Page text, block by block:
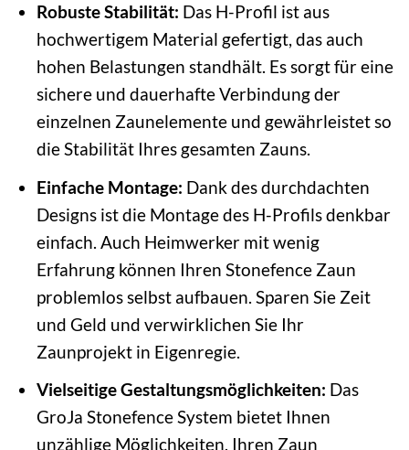
Robuste Stabilität: Das H-Profil ist aus
hochwertigem Material gefertigt, das auch
hohen Belastungen standhält. Es sorgt für eine
sichere und dauerhafte Verbindung der
einzelnen Zaunelemente und gewährleistet so
die Stabilität Ihres gesamten Zauns.
Einfache Montage: Dank des durchdachten
Designs ist die Montage des H-Profils denkbar
einfach. Auch Heimwerker mit wenig
Erfahrung können Ihren Stonefence Zaun
problemlos selbst aufbauen. Sparen Sie Zeit
und Geld und verwirklichen Sie Ihr
Zaunprojekt in Eigenregie.
Vielseitige Gestaltungsmöglichkeiten: Das
GroJa Stonefence System bietet Ihnen
unzählige Möglichkeiten, Ihren Zaun